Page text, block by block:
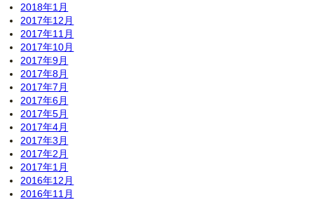
2018年1月
2017年12月
2017年11月
2017年10月
2017年9月
2017年8月
2017年7月
2017年6月
2017年5月
2017年4月
2017年3月
2017年2月
2017年1月
2016年12月
2016年11月